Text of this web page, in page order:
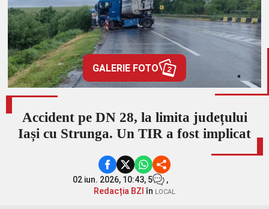
GALERIE FOTO 2
Accident pe DN 28, la limita județului
Iași cu Strunga. Un TIR a fost implicat
02 iun. 2026, 10:43, 5
,
Redacția BZI în LOCAL